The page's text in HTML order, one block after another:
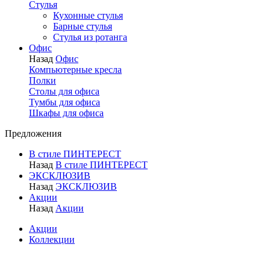
Стулья
Кухонные стулья
Барные стулья
Стулья из ротанга
Офис
Назад Офис
Компьютерные кресла
Полки
Столы для офиса
Тумбы для офиса
Шкафы для офиса
Предложения
В стиле ПИНТЕРЕСТ
Назад В стиле ПИНТЕРЕСТ
ЭКСКЛЮЗИВ
Назад ЭКСКЛЮЗИВ
Акции
Назад Акции
Акции
Коллекции